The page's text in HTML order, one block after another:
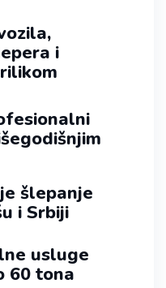
i
šlepanje
i Srbiji
usluge
60 tona